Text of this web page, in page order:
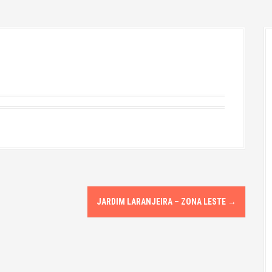
JARDIM LARANJEIRA – ZONA LESTE →